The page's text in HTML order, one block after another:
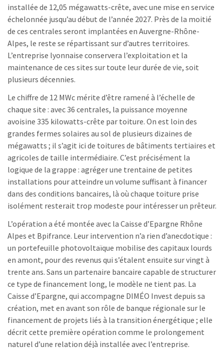
installée de 12,05 mégawatts-crête, avec une mise en service
échelonnée jusqu’au début de l’année 2027. Près de la moitié
de ces centrales seront implantées en Auvergne-Rhône-
Alpes, le reste se répartissant sur d’autres territoires.
L’entreprise lyonnaise conservera l’exploitation et la
maintenance de ces sites sur toute leur durée de vie, soit
plusieurs décennies.
Le chiffre de 12 MWc mérite d’être ramené à l’échelle de
chaque site : avec 36 centrales, la puissance moyenne
avoisine 335 kilowatts-crête par toiture. On est loin des
grandes fermes solaires au sol de plusieurs dizaines de
mégawatts ; il s’agit ici de toitures de bâtiments tertiaires et
agricoles de taille intermédiaire. C’est précisément la
logique de la grappe : agréger une trentaine de petites
installations pour atteindre un volume suffisant à financer
dans des conditions bancaires, là où chaque toiture prise
isolément resterait trop modeste pour intéresser un prêteur.
L’opération a été montée avec la Caisse d’Epargne Rhône
Alpes et Bpifrance. Leur intervention n’a rien d’anecdotique :
un portefeuille photovoltaïque mobilise des capitaux lourds
en amont, pour des revenus qui s’étalent ensuite sur vingt à
trente ans. Sans un partenaire bancaire capable de structurer
ce type de financement long, le modèle ne tient pas. La
Caisse d’Epargne, qui accompagne DIMÉO Invest depuis sa
création, met en avant son rôle de banque régionale sur le
financement de projets liés à la transition énergétique ; elle
décrit cette première opération comme le prolongement
naturel d’une relation déjà installée avec l’entreprise.